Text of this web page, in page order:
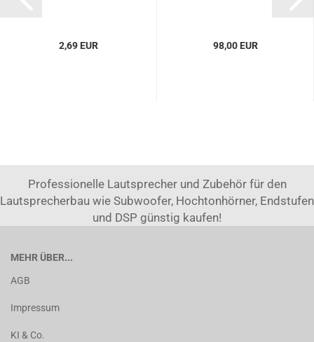
2,69 EUR 98,00 EUR
Professionelle Lautsprecher und Zubehör für den
Lautsprecherbau wie Subwoofer, Hochtonhörner, Endstufen
und DSP günstig kaufen!
MEHR ÜBER...
AGB
Impressum
KI & Co.